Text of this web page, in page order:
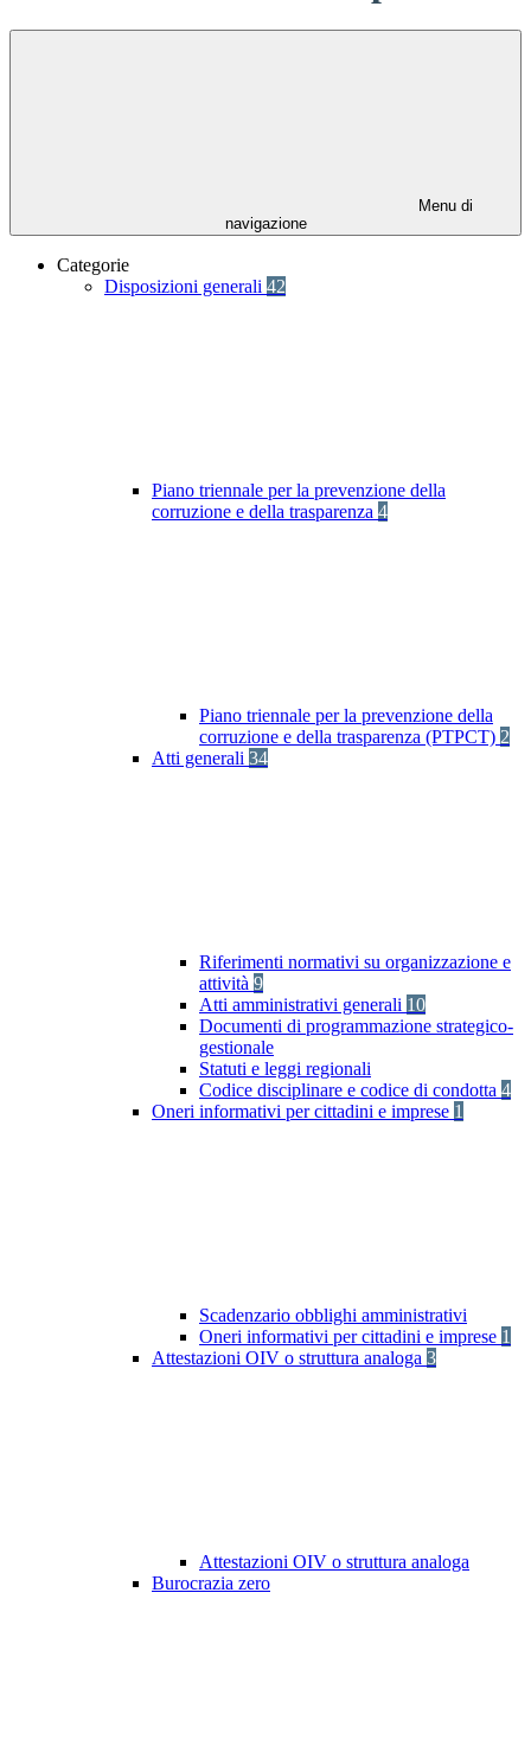
Menu di
navigazione
Categorie
Disposizioni generali 42
Piano triennale per la prevenzione della
corruzione e della trasparenza 4
Piano triennale per la prevenzione della
corruzione e della trasparenza (PTPCT) 2
Atti generali 34
Riferimenti normativi su organizzazione e
attività 9
Atti amministrativi generali 10
Documenti di programmazione strategico-
gestionale
Statuti e leggi regionali
Codice disciplinare e codice di condotta 4
Oneri informativi per cittadini e imprese 1
Scadenzario obblighi amministrativi
Oneri informativi per cittadini e imprese 1
Attestazioni OIV o struttura analoga 3
Attestazioni OIV o struttura analoga
Burocrazia zero